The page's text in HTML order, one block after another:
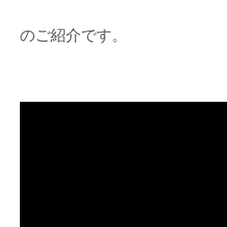
のご紹介です。